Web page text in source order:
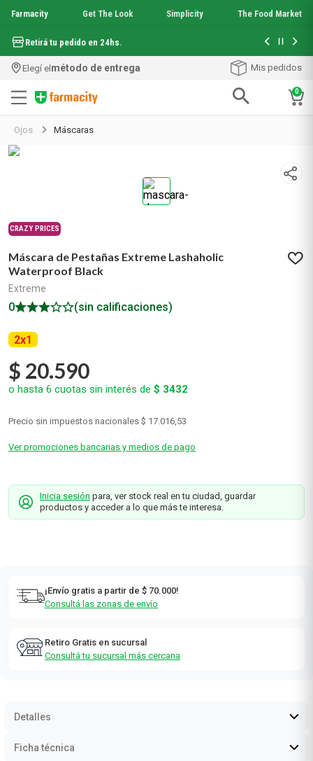
Farmacity Get The Look Simplicity The Food Market
Retirá tu pedido en 24hs. Hasta 6
Elegí elmétodo de entrega Mis pedidos
0
Ojos Máscaras
CRAZY PRICES
Máscara de Pestañas Extreme Lashaholic
Waterproof Black
Extreme
0 (sin calificaciones)
2x1
$ 20.590
o hasta 6 cuotas sin interés de $ 3432
Precio sin impuestos nacionales $ 17.016,53
Ver promociones bancarias y medios de pago
Inicia sesión para, ver stock real en tu ciudad, guardar
productos y acceder a lo que más te interesa.
¡Envío gratis a partir de $ 70.000!
Consultá las zonas de envío
Retiro Gratis en sucursal
Consultá tu sucursal más cercana
Detalles
Ficha técnica
2.
6.loreal paris
7.
8. protector solar
9.serum elvive
10.nyx